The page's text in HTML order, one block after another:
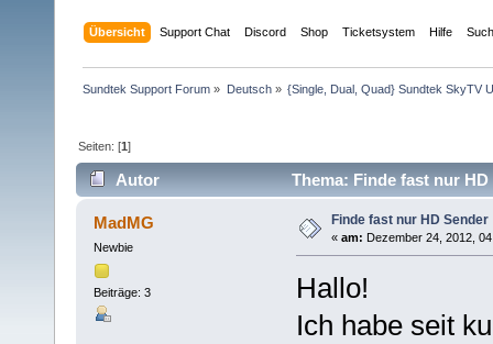
Übersicht Support Chat Discord Shop Ticketsystem Hilfe
Sundtek Support Forum » Deutsch» {Single, Dual, Quad} Sundtek SkyTV
Seiten: [1]
Autor Thema: Finde fast nur
MadMG
Newbie
Beiträge: 3
Finde fast nur HD Sender
« am: Dezember 24, 2012,
Hallo!
Ich habe seit